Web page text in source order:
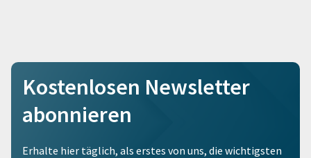
Kostenlosen Newsletter
abonnieren
Erhalte hier täglich, als erstes von uns, die wichtigsten